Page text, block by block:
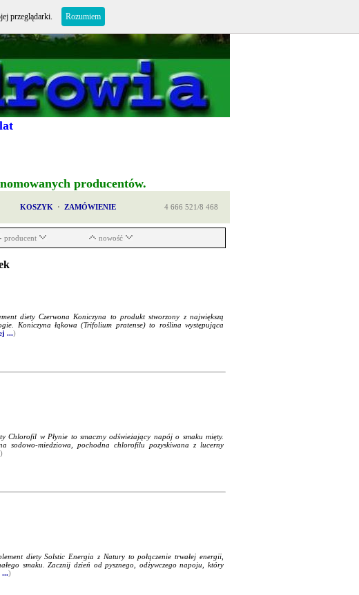
producentów.
KOSZYK · ZAMÓWIENIE 4 666 521/8 468
producent nowość
diety Czerwona Koniczyna to produkt stworzony z największą
Koniczyna łąkowa (Trifolium pratense) to roślina występująca
...)
Chlorofil w Płynie to smaczny odświeżający napój o smaku mięty.
sodowo-miedziowa, pochodna chlorofilu pozyskiwana z lucerny
)
diety Solstic Energia z Natury to połączenie trwałej energii,
smaku. Zacznij dzień od pysznego, odżywczego napoju, który
...)
przeglądarki. Rozumiem